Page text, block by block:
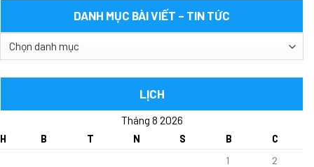
DANH MỤC BÀI VIẾT – TIN TỨC
DANH
TỨC
LỊCH
Tháng 8 2026
H B T N S B
C
1
2